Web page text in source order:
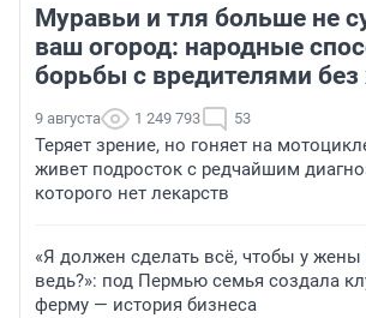
Муравьи и тля больше не
ваш огород: народные
борьбы с вредителями
9 августа 1 249 793 53
Теряет зрение, но гоняет на
живет подросток с редчайшим
которого нет лекарств
«Я должен сделать всё, чтобы у
ведь?»: под Пермью семья создала
ферму — история бизнеса